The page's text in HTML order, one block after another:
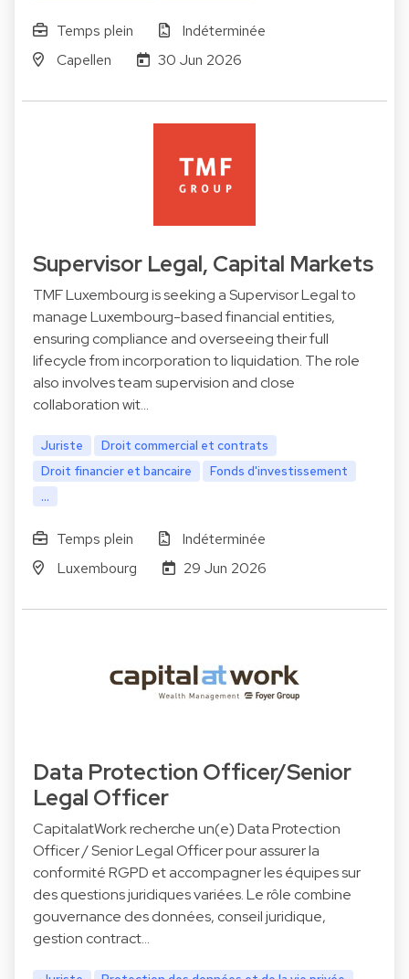
Temps plein
Indéterminée
Capellen
30 Jun 2026
Supervisor Legal, Capital Markets
TMF Luxembourg is seeking a Supervisor Legal to
manage Luxembourg-based financial entities,
ensuring compliance and overseeing their full
lifecycle from incorporation to liquidation. The role
also involves team supervision and close
collaboration wit…
Juriste
Droit commercial et contrats
Droit financier et bancaire
Fonds d'investissement
...
Temps plein
Indéterminée
Luxembourg
29 Jun 2026
Data Protection Officer/Senior
Legal Officer
CapitalatWork recherche un(e) Data Protection
Officer / Senior Legal Officer pour assurer la
conformité RGPD et accompagner les équipes sur
des questions juridiques variées. Le rôle combine
gouvernance des données, conseil juridique,
gestion contract…